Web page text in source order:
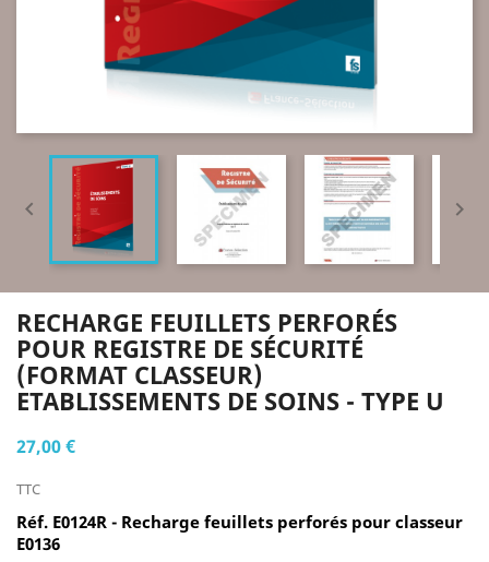
 
RECHARGE FEUILLETS PERFORÉS
POUR REGISTRE DE SÉCURITÉ
(FORMAT CLASSEUR)
ETABLISSEMENTS DE SOINS - TYPE U
27,00 €
TTC
Réf. E0124R - Recharge feuillets perforés pour classeur
E0136